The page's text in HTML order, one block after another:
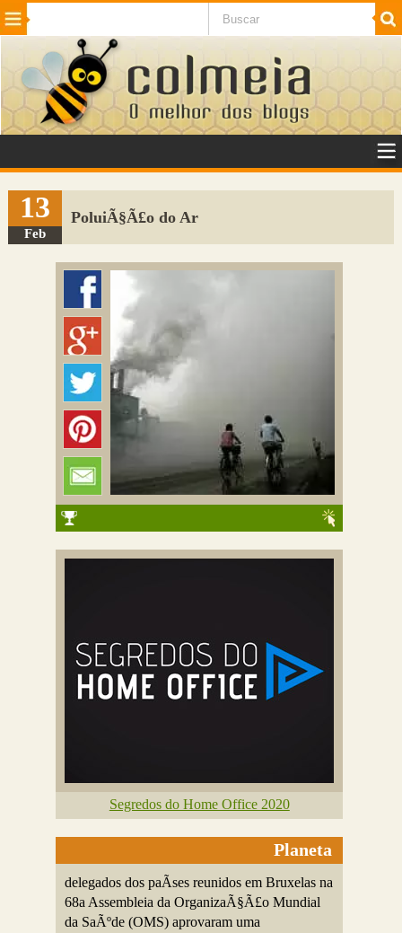
Beleza Cinema e TV
Internet Jogos NotÃ­cias SaÃºde
VeÃ­culos Adulto
Sugerir Link
Adicionar Blog
Colmeia Exchange
13
Feb
PoluiÃ§Ã£o do Ar
Segredos do Home Office 2020
Planeta
delegados dos paÃ­ses reunidos em Bruxelas na
68a Assembleia da OrganizaÃ§Ã£o Mundial
da SaÃºde (OMS) aprovaram uma